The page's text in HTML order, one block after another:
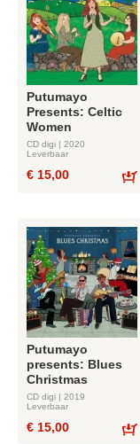
Putumayo
Presents: Celtic
Women
CD digi | 2020
Leverbaar
€ 15,00
Putumayo
presents: Blues
Christmas
CD digi | 2019
Leverbaar
€ 15,00